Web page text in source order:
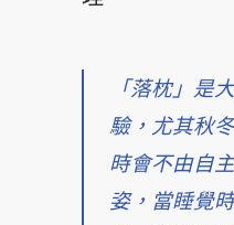
「落枕」是
驗，尤其秋
時會不由自
姿，當睡覺